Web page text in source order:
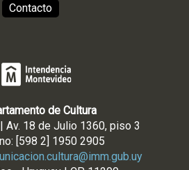
Contacto
de Cultura
Av. 18 de Julio 1360, piso 3
[598 2] 1950 2905